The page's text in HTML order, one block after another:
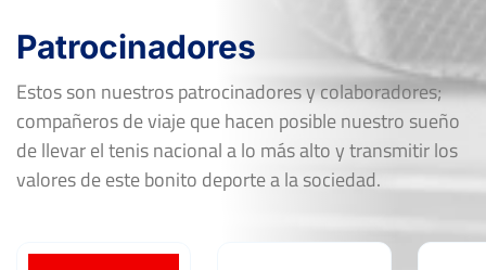
Patrocinadores
Estos son nuestros patrocinadores y colaboradores;
compañeros de viaje que hacen posible nuestro sueño
de llevar el tenis nacional a lo más alto y transmitir los
valores de este bonito deporte a la sociedad.